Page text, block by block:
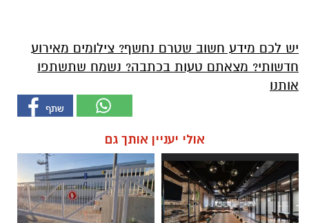
יש לכם מידע חשוב שטרם נחשף? צילומים מאירוע
חדשותי? מצאתם טעות בכתבה? נשמח שתשתפו
אותנו
אולי יעניין אותך גם